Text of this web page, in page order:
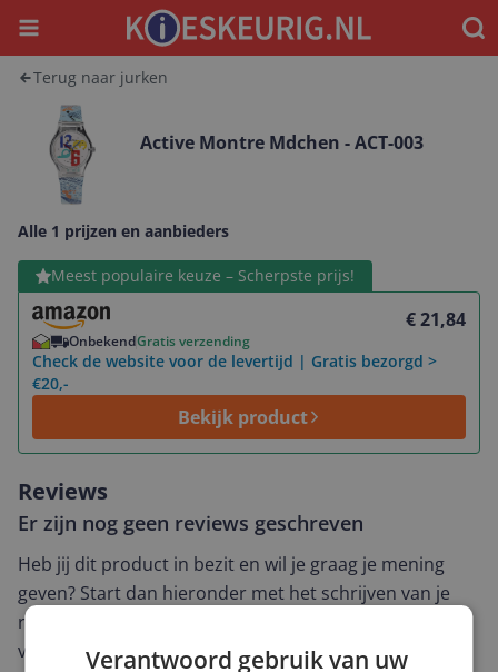
Menu
Terug naar jurken
Active Montre Mdchen - ACT-003
Alle 1 prijzen en aanbieders
Meest populaire keuze – Scherpste prijs!
€ 21,84
OnbekendGratis verzending
Check de website voor de levertijd | Gratis bezorgd >
€20,-
Bekijk product
Bekijk product
Reviews
Er zijn nog geen reviews geschreven
Heb jij dit product in bezit en wil je graag je mening
geven? Start dan hieronder met het schrijven van je
review. Afhankelijk van de details duurt het schrijven
van een review gemiddeld tussen de 3 en 10 minuten.
Verantwoord gebruik van uw